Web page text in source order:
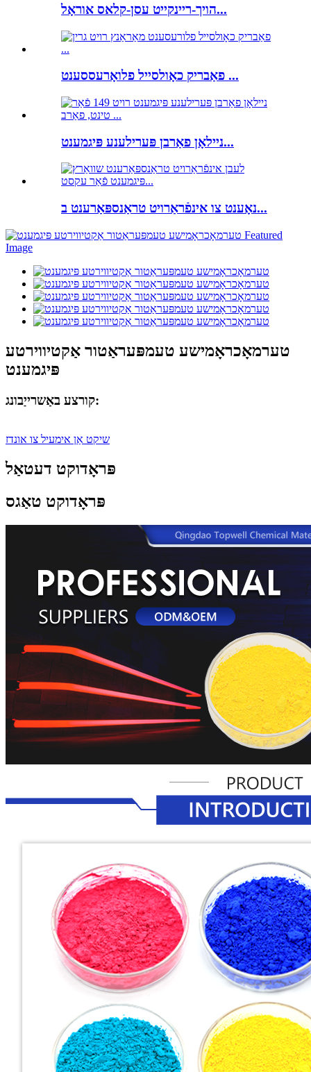
הויך-ריינקייט עסן-קלאס אוראָל...
פאַבריק כאָולסייל פלואָרעססענט ...
ניילאָן פאַרבן פּערילענע פּיגמענט...
נאָענט צו אינפֿראַרויט טראַנספּאַרענט ב...
טערמאָכראָמישע טעמפּעראַטור אַקטיווירטע
פּיגמענט
קורצע באַשרייַבונג:
שיקט אַן אימעיל צו אונדז
פּראָדוקט דעטאַל
פּראָדוקט טאַגס